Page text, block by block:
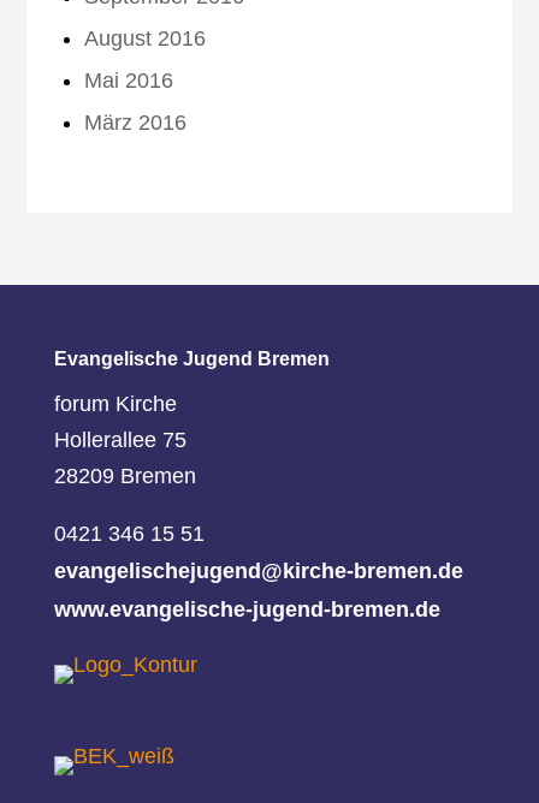
August 2016
Mai 2016
März 2016
Evangelische Jugend Bremen
forum Kirche
Hollerallee 75
28209 Bremen
0421 346 15 51
evangelischejugend@kirche-bremen.de
www.evangelische-jugend-bremen.de